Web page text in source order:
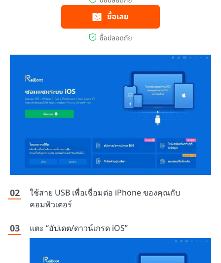
ใช้สาย USB เพื่อเชื่อมต่อ iPhone ของคุณกับ
คอมพิวเตอร์
แตะ “อัปเดต/ดาวน์เกรด iOS”